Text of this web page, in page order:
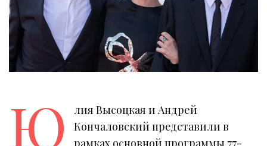
Ю
лия Высоцкая и Андрей
Кончаловский представили в
рамках основной программы 77-